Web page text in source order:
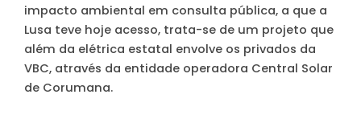
impacto ambiental em consulta pública, a que a
Lusa teve hoje acesso, trata-se de um projeto que
além da elétrica estatal envolve os privados da
VBC, através da entidade operadora Central Solar
de Corumana.